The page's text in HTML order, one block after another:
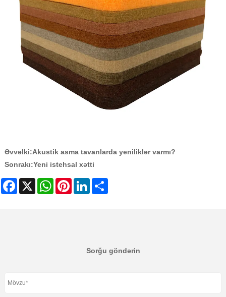
Əvvəlki:Akustik asma tavanlarda yeniliklər varmı?
Sonrakı:Yeni istehsal xətti
Facebook WhatsAppPinterestLinkedIn
Sorğu göndərin